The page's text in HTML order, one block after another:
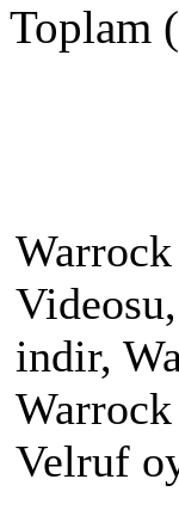
Toplam
indir,
Velruf